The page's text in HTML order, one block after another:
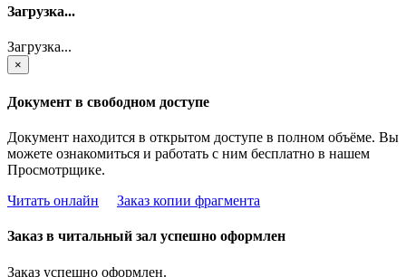
Загрузка...
Загрузка...
×
Документ в свободном доступе
Документ находится в открытом доступе в полном объёме. Вы
можете ознакомиться и работать с ним бесплатно в нашем
Просмотрщике.
Читать онлайн
Заказ копии фрагмента
Заказ в читальный зал успешно оформлен
Заказ успешно оформлен.